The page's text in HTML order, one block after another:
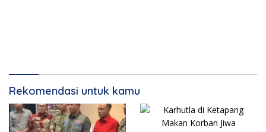
Rekomendasi untuk kamu